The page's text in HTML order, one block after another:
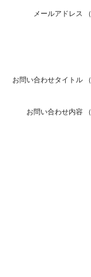
メールアドレス
お問い合わせタイトル
お問い合わせ内容